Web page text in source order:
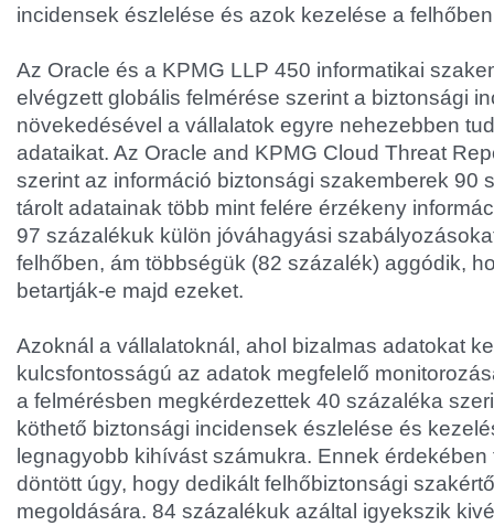
incidensek észlelése és azok kezelése a
Az Oracle és a KPMG LLP 450 informatikai
elvégzett globális felmérése szerint a biztonsági
növekedésével a vállalatok egyre nehezebben
adataikat. Az Oracle and KPMG Cloud Threat
szerint az információ biztonsági szakemberek 90
tárolt adatainak több mint felére érzékeny
97 százalékuk külön jóváhagyási
felhőben, ám többségük (82 százalék) aggódik,
betartják-e majd ezeket.
Azoknál a vállalatoknál, ahol bizalmas adatokat
kulcsfontosságú az adatok megfelelő
a felmérésben megkérdezettek 40 százaléka
köthető biztonsági incidensek észlelése és
legnagyobb kihívást számukra. Ennek
döntött úgy, hogy dedikált felhőbiztonsági
megoldására. 84 százalékuk azáltal igyekszik